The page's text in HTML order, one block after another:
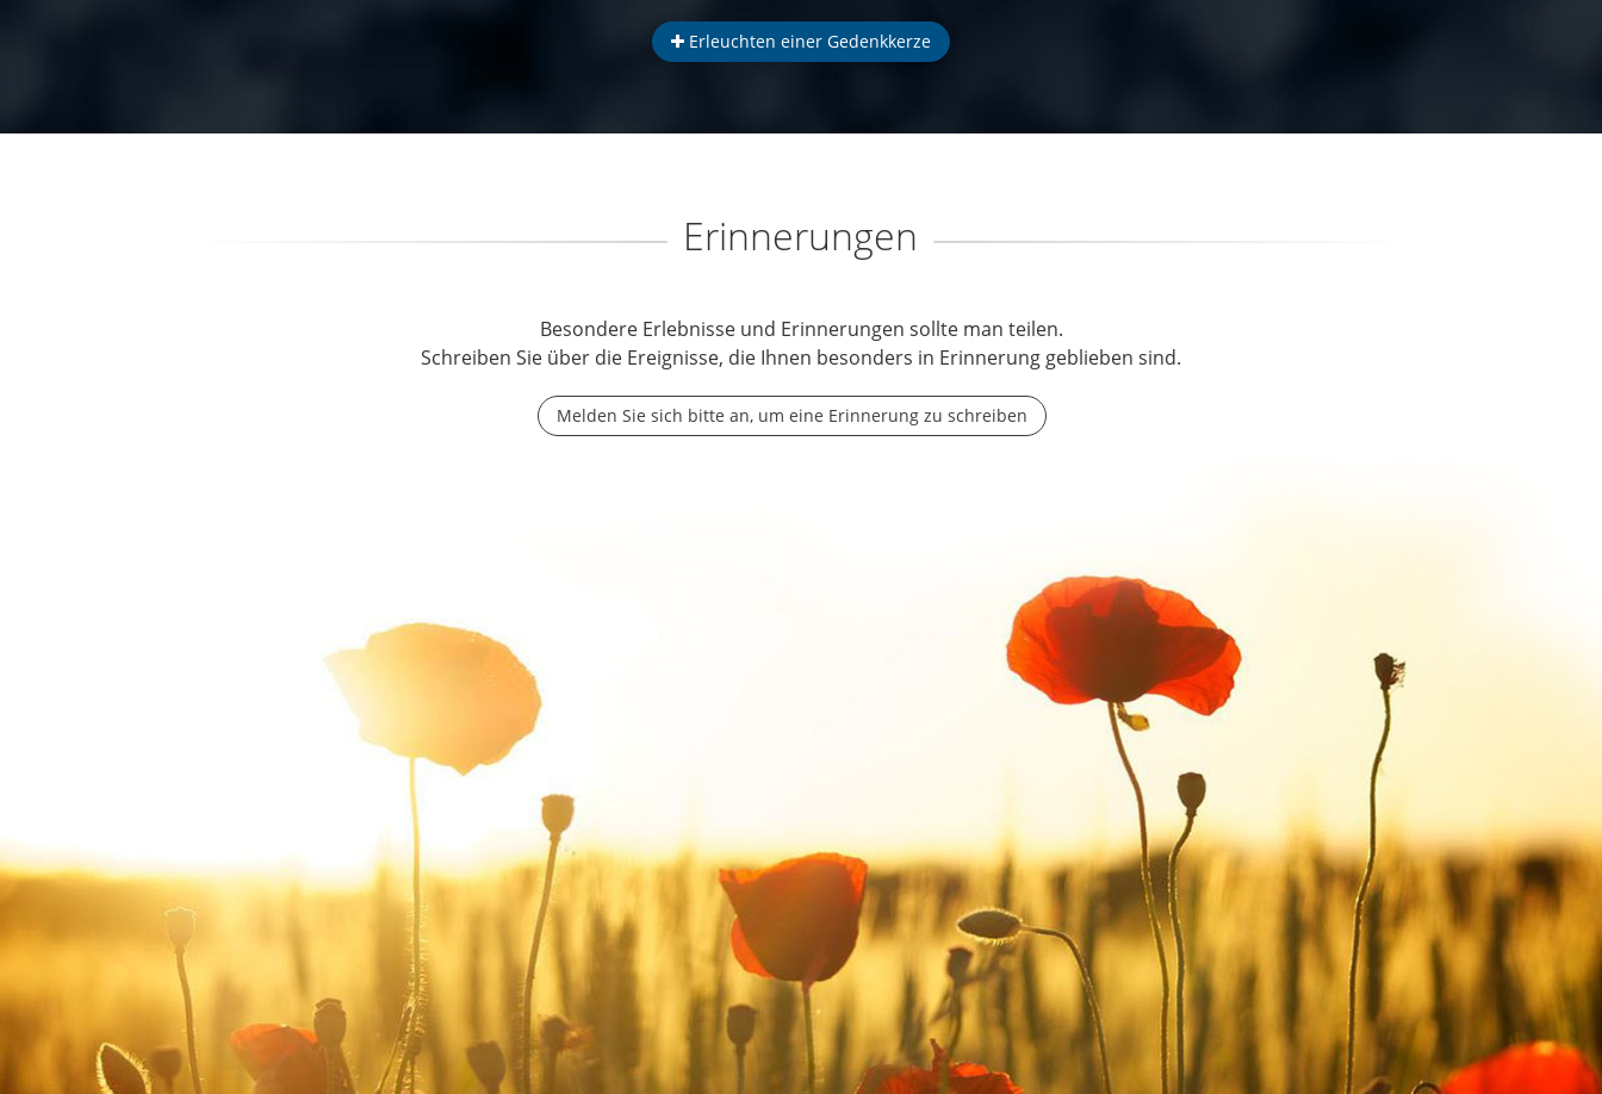
Erleuchten einer Gedenkkerze
Erinnerungen
Besondere Erlebnisse und Erinnerungen sollte man teilen.
Schreiben Sie über die Ereignisse, die Ihnen besonders in Erinnerung geblieben sind.
Melden Sie sich bitte an, um eine Erinnerung zu schreiben